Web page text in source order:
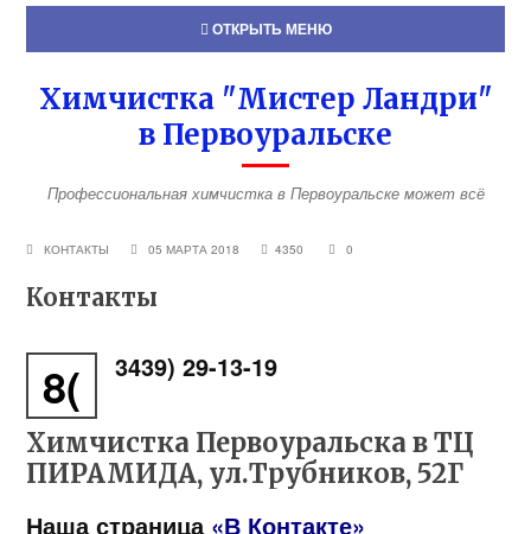
ОТКРЫТЬ МЕНЮ
Химчистка "Мистер Ландри"
в Первоуральске
Профессиональная химчистка в Первоуральске может всё
КОНТАКТЫ 05 МАРТА 2018 4350 0
Контакты
8( 3439) 29-13-19
Химчистка Первоуральска в ТЦ
ПИРАМИДА, ул.Трубников, 52Г
Наша страница «В Контакте»